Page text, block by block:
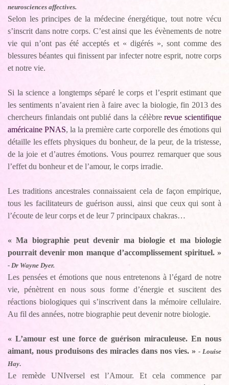
neurosciences affectives.
Selon les principes de la médecine énergétique, tout notre vécu
s’inscrit dans notre corps. C’est ainsi que les évènements de notre
vie qui n’ont pas été acceptés et « digérés », sont comme des
blessures béantes qui finissent par infecter notre esprit, notre corps
et notre vie.
Si la science a longtemps séparé le corps et l’esprit estimant que
les sentiments n’avaient rien à faire avec la biologie, fin 2013 des
chercheurs finlandais ont publié dans la célèbrerevue scientifique
américaine PNAS, la la première carte corporelle des émotions qui
détaille les effets physiques du bonheur, de la peur, de la tristesse,
de la joie et d’autres émotions. Vous pourrez remarquer que sous
l’effet du bonheur et de l’amour, le corps irradie.
Les traditions ancestrales connaissaient cela de façon empirique,
tous les facilitateurs de guérison aussi, ainsi que ceux qui sont à
l’écoute de leur corps et de leur 7 principaux chakras…
« Ma biographie peut devenir ma biologie et ma biologie
pourrait devenir mon manque d’accomplissement spirituel. »
- Dr Wayne Dyer.
Les pensées et émotions que nous entretenons à l’égard de notre
vie, pénètrent en nous sous forme d’énergie et suscitent des
réactions biologiques qui s’inscrivent dans la mémoire cellulaire.
Au fil des années, notre biographie peut devenir notre biologie.
« L’amour est une force de guérison miraculeuse. En nous
aimant, nous produisons des miracles dans nos vies. » - Louise
Hay.
Le remède UNIversel est l’Amour. Et cela commence par